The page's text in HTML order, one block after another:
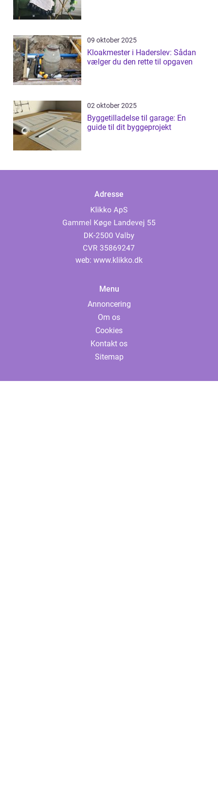
09 oktober 2025
Kloakmester i Haderslev: Sådan
vælger du den rette til opgaven
02 oktober 2025
Byggetilladelse til garage: En
guide til dit byggeprojekt
Adresse
web: www.klikko.dk
Menu
Annoncering
Om os
Cookies
Kontakt os
Sitemap